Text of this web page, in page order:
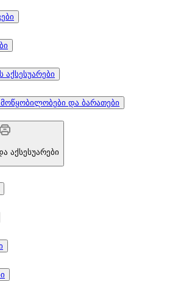
აქსესუარები
და ბარათები
აქსესუარები